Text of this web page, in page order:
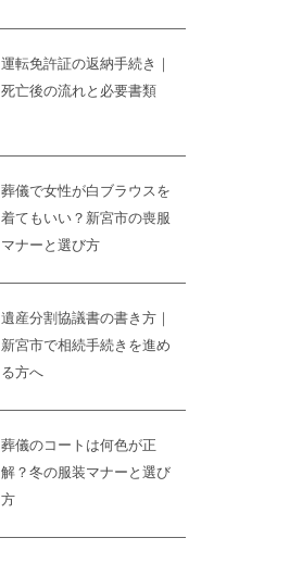
運転免許証の返納手続き｜
死亡後の流れと必要書類
葬儀で女性が白ブラウスを
着てもいい？新宮市の喪服
マナーと選び方
遺産分割協議書の書き方｜
新宮市で相続手続きを進め
る方へ
葬儀のコートは何色が正
解？冬の服装マナーと選び
方